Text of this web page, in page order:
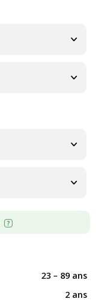
23 – 89 ans
2 ans